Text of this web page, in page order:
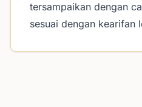
tersampaikan dengan
sesuai dengan kearifan